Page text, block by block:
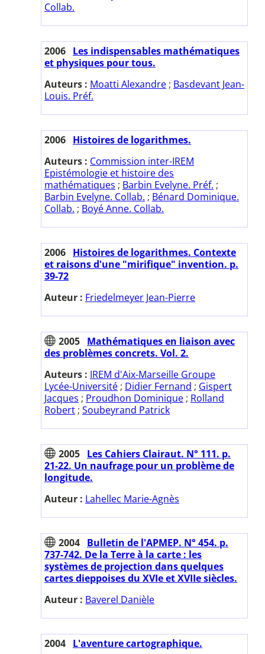
Collab.
2006 Les indispensables mathématiques
et physiques pour tous.
Auteurs : Moatti Alexandre ; Basdevant Jean-
Louis. Préf.
2006 Histoires de logarithmes.
Auteurs : Commission inter-IREM
Epistémologie et histoire des
mathématiques ; Barbin Evelyne. Préf. ;
Barbin Evelyne. Collab. ; Bénard Dominique.
Collab. ; Boyé Anne. Collab.
2006 Histoires de logarithmes. Contexte
et raisons d'une "mirifique" invention. p.
39-72
Auteur : Friedelmeyer Jean-Pierre
2005 Mathématiques en liaison avec
des problèmes concrets. Vol. 2.
Auteurs : IREM d'Aix-Marseille Groupe
Lycée-Université ; Didier Fernand ; Gispert
Jacques ; Proudhon Dominique ; Rolland
Robert ; Soubeyrand Patrick
2005 Les Cahiers Clairaut. N° 111. p.
21-22. Un naufrage pour un problème de
longitude.
Auteur : Lahellec Marie-Agnès
2004 Bulletin de l'APMEP. N° 454. p.
737-742. De la Terre à la carte : les
systèmes de projection dans quelques
cartes dieppoises du XVIe et XVIIe siècles.
Auteur : Baverel Danièle
2004 L'aventure cartographique.